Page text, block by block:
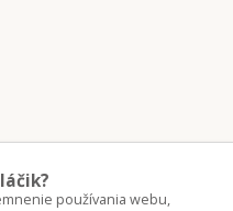
používania webu,